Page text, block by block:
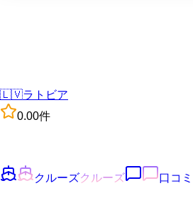
🇱🇻ラトビア
0.00件
クルーズクルーズ 口コミ